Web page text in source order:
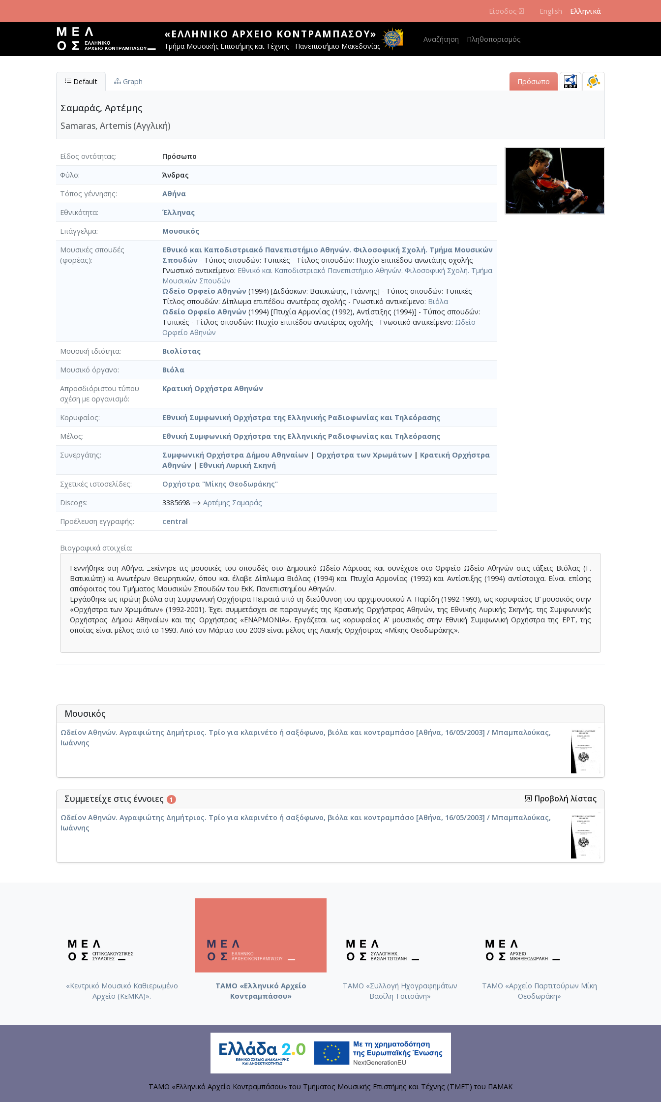
Είσοδος English Ελληνικά
«ΕΛΛΗΝΙΚΌ ΑΡΧΕΊΟ ΚΟΝΤΡΑΜΠΆΣΟΥ»
Τμήμα Μουσικής Επιστήμης και Τέχνης - Πανεπιστήμιο Μακεδονίας
Main navigation
Αναζήτηση Πληθοπορισμός
Default Graph Πρόσωπο
Σαμαράς, Αρτέμης
Samaras, Artemis (Αγγλική)
Είδος οντότητας
Πρόσωπο
Φύλο
Άνδρας
Τόπος γέννησης
Αθήνα
Εθνικότητα
Έλληνας
Επάγγελμα
Μουσικός
Μουσικές σπουδές
(φορέας)
Εθνικό και Καποδιστριακό Πανεπιστήμιο Αθηνών. Φιλοσοφική Σχολή. Τμήμα Μουσικών
Σπουδών - Τύπος σπουδών: Τυπικές - Τίτλος σπουδών: Πτυχίο επιπέδου ανωτάτης σχολής -
Γνωστικό αντικείμενο: Εθνικό και Καποδιστριακό Πανεπιστήμιο Αθηνών. Φιλοσοφική Σχολή. Τμήμα
Μουσικών Σπουδών
Ωδείο Ορφείο Αθηνών (1994) [Διδάσκων: Βατικιώτης, Γιάννης] - Τύπος σπουδών: Τυπικές -
Τίτλος σπουδών: Δίπλωμα επιπέδου ανωτέρας σχολής - Γνωστικό αντικείμενο: Βιόλα
Ωδείο Ορφείο Αθηνών (1994) [Πτυχία Αρμονίας (1992), Αντίστιξης (1994)] - Τύπος σπουδών:
Τυπικές - Τίτλος σπουδών: Πτυχίο επιπέδου ανωτέρας σχολής - Γνωστικό αντικείμενο: Ωδείο
Ορφείο Αθηνών
Μουσική ιδιότητα
Βιολίστας
Μουσικό όργανο
Βιόλα
Απροσδιόριστου τύπου
σχέση με οργανισμό
Κρατική Ορχήστρα Αθηνών
Κορυφαίος
Εθνική Συμφωνική Ορχήστρα της Ελληνικής Ραδιοφωνίας και Τηλεόρασης
Μέλος
Εθνική Συμφωνική Ορχήστρα της Ελληνικής Ραδιοφωνίας και Τηλεόρασης
Συνεργάτης
Συμφωνική Ορχήστρα Δήμου Αθηναίων | Ορχήστρα των Χρωμάτων | Κρατική Ορχήστρα
Αθηνών | Εθνική Λυρική Σκηνή
Σχετικές ιστοσελίδες
Ορχήστρα "Μίκης Θεοδωράκης"
Discogs
3385698 ⟶ Αρτέμης Σαμαράς
Προέλευση εγγραφής
central
Βιογραφικά στοιχεία
Γεννήθηκε στη Αθήνα. Ξεκίνησε τις μουσικές του σπουδές στο Δημοτικό Ωδείο Λάρισας και συνέχισε στο Ορφείο Ωδείο Αθηνών στις τάξεις Βιόλας (Γ.
Βατικιώτη) κι Ανωτέρων Θεωρητικών, όπου και έλαβε Δίπλωμα Βιόλας (1994) και Πτυχία Αρμονίας (1992) και Αντίστιξης (1994) αντίστοιχα. Είναι επίσης
απόφοιτος του Τμήματος Μουσικών Σπουδών του ΕκΚ. Πανεπιστημίου Αθηνών.
Εργάσθηκε ως πρώτη βιόλα στη Συμφωνική Ορχήστρα Πειραιά υπό τη διεύθυνση του αρχιμουσικού Α. Παρίδη (1992-1993), ως κορυφαίος Β’ μουσικός στην
«Ορχήστρα των Χρωμάτων» (1992-2001). Έχει συμμετάσχει σε παραγωγές της Κρατικής Ορχήστρας Αθηνών, της Εθνικής Λυρικής Σκηνής, της Συμφωνικής
Ορχήστρας Δήμου Αθηναίων και της Ορχήστρας «ΕΝΑΡΜΟΝΙΑ». Εργάζεται ως κορυφαίος Α’ μουσικός στην Εθνική Συμφωνική Ορχήστρα της ΕΡΤ, της
οποίας είναι μέλος από το 1993. Από τον Μάρτιο του 2009 είναι μέλος της Λαϊκής Ορχήστρας «Μίκης Θεοδωράκης».
Μουσικός
Ωδείον Αθηνών. Αγραφιώτης Δημήτριος. Τρίο για κλαρινέτο ή σαξόφωνο, βιόλα και κοντραμπάσο [Αθήνα, 16/05/2003] / Μπαμπαλούκας,
Ιωάννης
Συμμετείχε στις έννοιες 1 Προβολή λίστας
Ωδείον Αθηνών. Αγραφιώτης Δημήτριος. Τρίο για κλαρινέτο ή σαξόφωνο, βιόλα και κοντραμπάσο [Αθήνα, 16/05/2003] / Μπαμπαλούκας,
Ιωάννης
«Κεντρικό Μουσικό Καθιερωμένο
Αρχείο (ΚεΜΚΑ)».
ΤΑΜΟ «Ελληνικό Αρχείο
Κοντραμπάσου»
ΤΑΜΟ «Συλλογή Ηχογραφημάτων
Βασίλη Τσιτσάνη»
ΤΑΜΟ «Αρχείο Παρτιτούρων Μίκη
Θεοδωράκη»
ΤΑΜΟ «Ελληνικό Αρχείο Κοντραμπάσου» του Τμήματος Μουσικής Επιστήμης και Τέχνης (ΤΜΕΤ) του ΠΑΜΑΚ